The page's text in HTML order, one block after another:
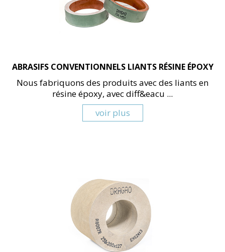
ABRASIFS CONVENTIONNELS LIANTS RÉSINE ÉPOXY
Nous fabriquons des produits avec des liants en
résine époxy, avec diff&eacu ...
voir plus